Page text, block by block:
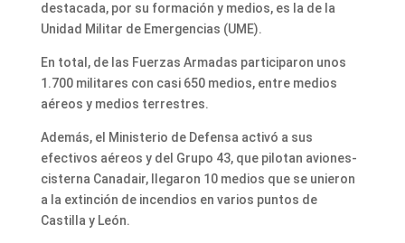
destacada, por su formación y medios, es la de la
Unidad Militar de Emergencias (UME).
En total, de las Fuerzas Armadas participaron unos
1.700 militares con casi 650 medios, entre medios
aéreos y medios terrestres.
Además, el Ministerio de Defensa activó a sus
efectivos aéreos y del Grupo 43, que pilotan aviones-
cisterna Canadair, llegaron 10 medios que se unieron
a la extinción de incendios en varios puntos de
Castilla y León.